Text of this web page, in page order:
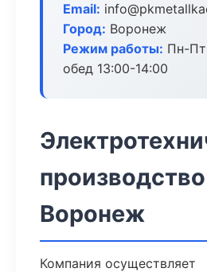
Email:
Город: Воронеж
Режим работы: Пн-
обед 13:00-14:00
Воронеж
Компания осуществляет